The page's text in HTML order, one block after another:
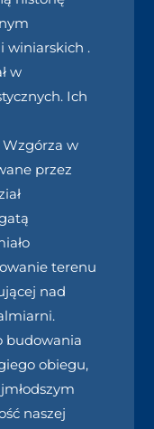
winiarskich .
w
Ich
w
przez
terenu
nad
budowania
obiegu,
naszej